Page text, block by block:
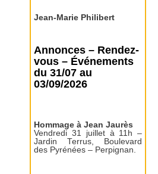
Jean-Marie Philibert
Annonces – Rendez-
vous – Événements
du 31/07 au
03/09/2026
Hommage à Jean Jaurès
Vendredi 31 juillet à 11h –
Jardin Terrus, Boulevard
des Pyrénées – Perpignan.